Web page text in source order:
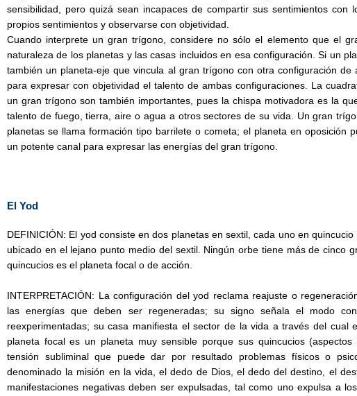
sensibilidad, pero quizá sean incapaces de compartir sus sentimientos con
propios sentimientos y observarse con objetividad.
Cuando interprete un gran trígono, considere no sólo el elemento que el
naturaleza de los planetas y las casas incluidos en esa configuración. Si un
también un planeta-eje que vincula al gran trígono con otra configuración de
para expresar con objetividad el talento de ambas configuraciones. La
un gran trígono son también importantes, pues la chispa motivadora es la
talento de fuego, tierra, aire o agua a otros sectores de su vida. Un gran
planetas se llama formación tipo barrilete o cometa; el planeta en oposición
un potente canal para expresar las energías del gran trígono.
El Yod
DEFINICIÓN: El yod consiste en dos planetas en sextil, cada uno en
ubicado en el lejano punto medio del sextil. Ningún orbe tiene más de cinco
quincucios es el planeta focal o de acción.
INTERPRETACIÓN: La configuración del yod reclama reajuste o
las energías que deben ser regeneradas; su signo señala el modo
reexperimentadas; su casa manifiesta el sector de la vida a través del cual
planeta focal es un planeta muy sensible porque sus quincucios
tensión subliminal que puede dar por resultado problemas físicos o
denominado la misión en la vida, el dedo de Dios, el dedo del destino, el
manifestaciones negativas deben ser expulsadas, tal como uno expulsa a